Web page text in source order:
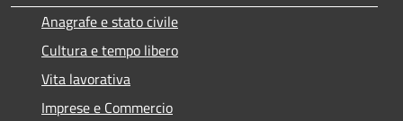
Anagrafe e stato civile
Cultura e tempo libero
Vita lavorativa
Imprese e Commercio